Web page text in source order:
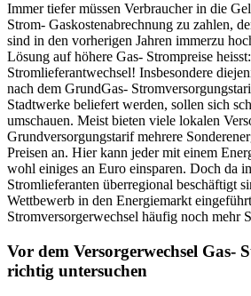
Immer tiefer müssen Verbraucher in die
Strom- Gaskostenabrechnung zu zahlen,
sind in den vorherigen Jahren immerzu
Lösung auf höhere Gas- Strompreise
Stromlieferantwechsel! Insbesondere
nach dem GrundGas-
Stadtwerke beliefert werden, sollen sich
umschauen. Meist bieten viele lokalen
Grundversorgungstarif mehrere
Preisen an. Hier kann jeder mit einem
wohl einiges an Euro einsparen. Doch da
Stromlieferanten überregional beschäftigt
Wettbewerb in den Energiemarkt
Stromversorgerwechsel häufig noch mehr
Vor dem Versorgerwechsel Gas-
richtig untersuchen